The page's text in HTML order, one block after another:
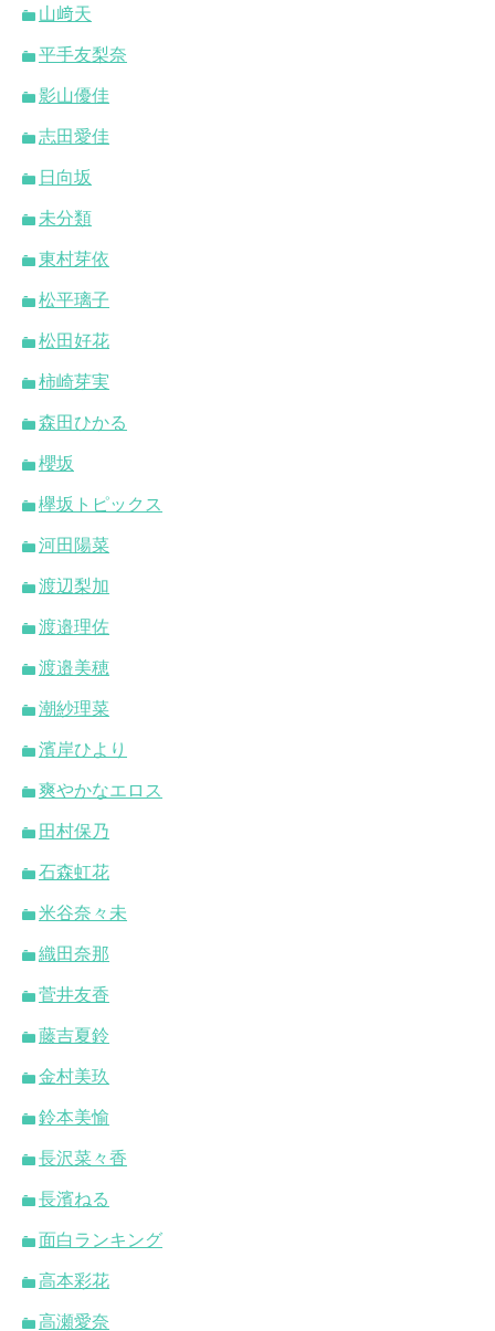
山﨑天
平手友梨奈
影山優佳
志田愛佳
日向坂
未分類
東村芽依
松平璃子
松田好花
柿崎芽実
森田ひかる
櫻坂
欅坂トピックス
河田陽菜
渡辺梨加
渡邉理佐
渡邉美穂
潮紗理菜
濱岸ひより
爽やかなエロス
田村保乃
石森虹花
米谷奈々未
織田奈那
菅井友香
藤吉夏鈴
金村美玖
鈴本美愉
長沢菜々香
長濱ねる
面白ランキング
高本彩花
高瀬愛奈